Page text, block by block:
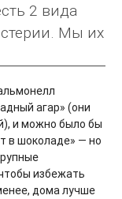
2 вида
Мы их
агар» (они
и можно было бы
в шоколаде» — но
избежать
дома лучше